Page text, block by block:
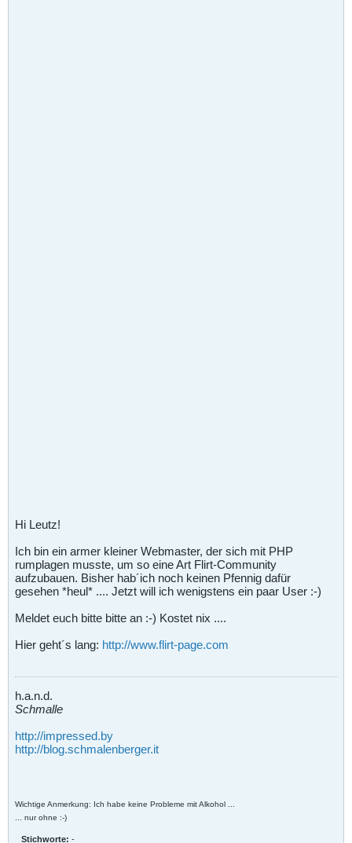
Hi Leutz!
Ich bin ein armer kleiner Webmaster, der sich mit PHP
rumplagen musste, um so eine Art Flirt-Community
aufzubauen. Bisher hab´ich noch keinen Pfennig dafür
gesehen *heul* .... Jetzt will ich wenigstens ein paar User :-)
Meldet euch bitte bitte an :-) Kostet nix ....
Hier geht´s lang: http://www.flirt-page.com
h.a.n.d.
Schmalle
http://impressed.by
http://blog.schmalenberger.it
Wichtige Anmerkung: Ich habe keine Probleme mit Alkohol ...
... nur ohne :-)
Stichworte: -